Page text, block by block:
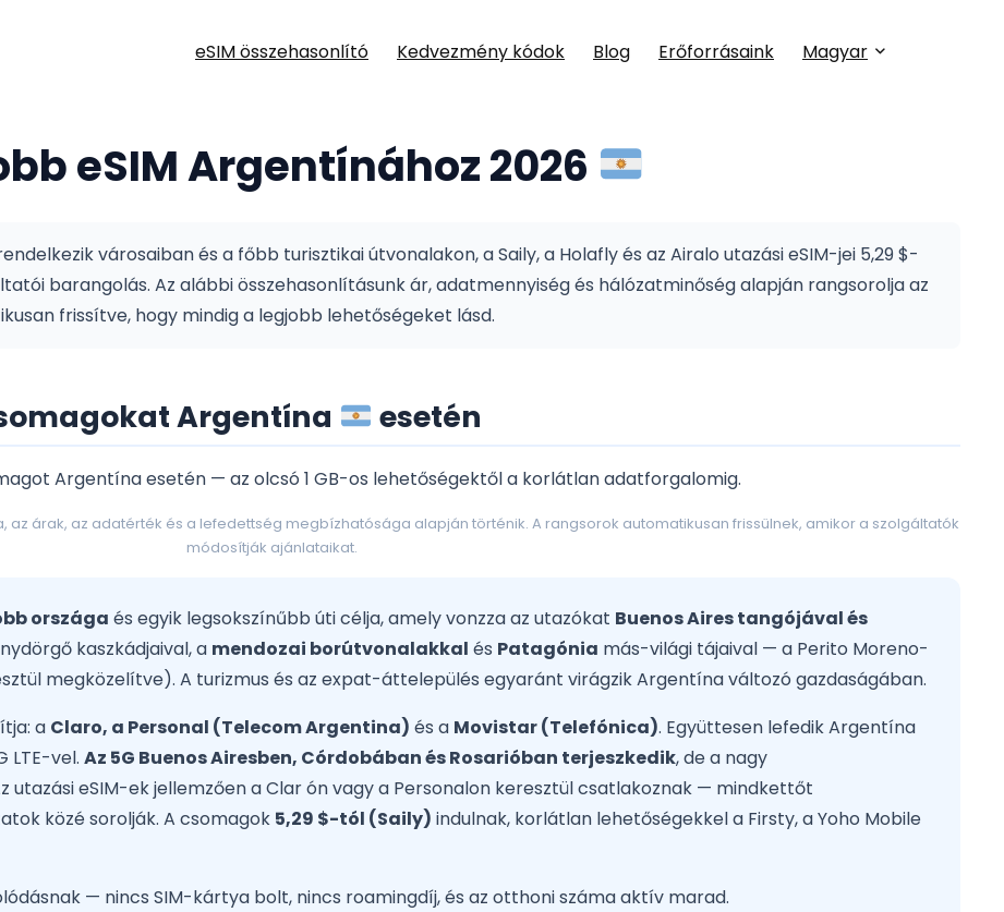
eSIM összehasonlító Kedvezmény kódok Blog Erőforrásaink Magyar
eSIM Argentínához 2026
városaiban és a főbb turisztikai útvonalakon, a Saily, a Holafly és az Airalo utazási eSIM-jei 5,29 $-
barangolás. Az alábbi összehasonlításunk ár, adatmennyiség és hálózatminőség alapján rangsorolja az
frissítve, hogy mindig a legjobb lehetőségeket lásd.
Argentína esetén
Argentína esetén — az olcsó 1 GB-os lehetőségektől a korlátlan adatforgalomig.
árak, az adatérték és a lefedettség megbízhatósága alapján történik. A rangsorok automatikusan frissülnek, amikor a szolgáltatók
módosítják ajánlataikat.
országa és egyik legsokszínűbb úti célja, amely vonzza az utazókat Buenos Aires tangójával és
kaszkádjaival, a mendozai borútvonalakkal és Patagónia más-világi tájaival — a Perito Moreno-
megközelítve). A turizmus és az expat-áttelepülés egyaránt virágzik Argentína változó gazdaságában.
a Claro, a Personal (Telecom Argentina) és a Movistar (Telefónica). Együttesen lefedik Argentína
LTE-vel. Az 5G Buenos Airesben, Córdobában és Rosarióban terjeszkedik, de a nagy
eSIM-ek jellemzően a Clar ón vagy a Personalon keresztül csatlakoznak — mindkettőt
közé sorolják. A csomagok 5,29 $-tól (Saily) indulnak, korlátlan lehetőségekkel a Firsty, a Yoho Mobile
— nincs SIM-kártya bolt, nincs roamingdíj, és az otthoni száma aktív marad.